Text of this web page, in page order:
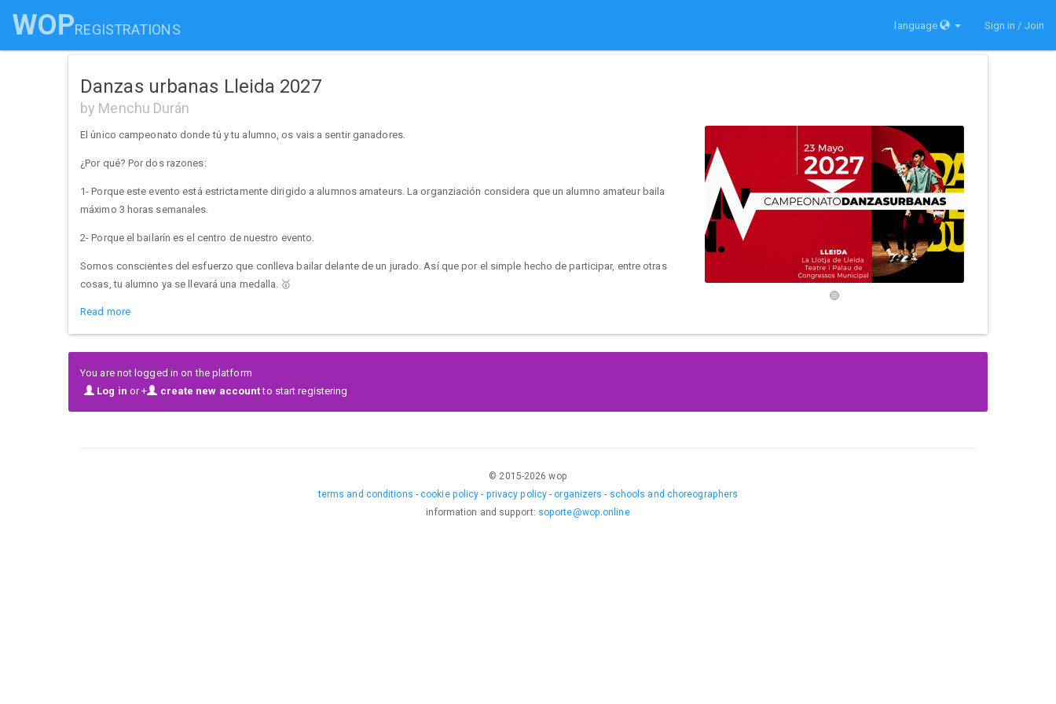
WOPREGISTRATIONS language Sign in / Join
Danzas urbanas Lleida 2027
by Menchu Durán
El único campeonato donde tú y tu alumno, os vais a sentir ganadores.
¿Por qué? Por dos razones:
1- Porque este evento está estrictamente dirigido a alumnos amateurs. La organziación considera que un alumno amateur baila
máximo 3 horas semanales.
2- Porque el bailarín es el centro de nuestro evento.
Somos conscientes del esfuerzo que conlleva bailar delante de un jurado. Así que por el simple hecho de participar, entre otras
cosas, tu alumno ya se llevará una medalla. 🥇
Nuestro objetivo: Motivar a tu alumno a través de una competición sana y divertida.
Por ser el primer año, Masterclases gratuitas con algunos miembros del jurado.
Read more
You are not logged in on the platform
Log in or + create new accountto start registering
© 2015-2026 wop
terms and conditions -cookie policy - privacy policy - organizers - schools and choreographers
information and support: soporte@wop.online